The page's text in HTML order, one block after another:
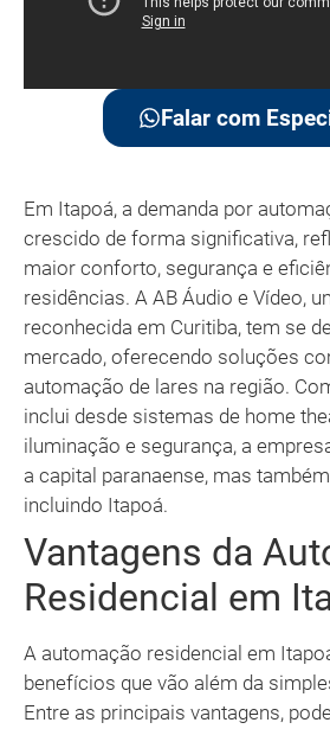
Falar com
Em Itapoá, a demanda por
crescido de forma significativa,
maior conforto, segurança e
residências. A AB Áudio e Vídeo,
reconhecida em Curitiba, tem se
mercado, oferecendo soluções
automação de lares na região.
inclui desde sistemas de home
iluminação e segurança, a
a capital paranaense, mas
incluindo Itapoá.
Vantagens da
Residencial em
A automação residencial em
benefícios que vão além da
Entre as principais vantagens,